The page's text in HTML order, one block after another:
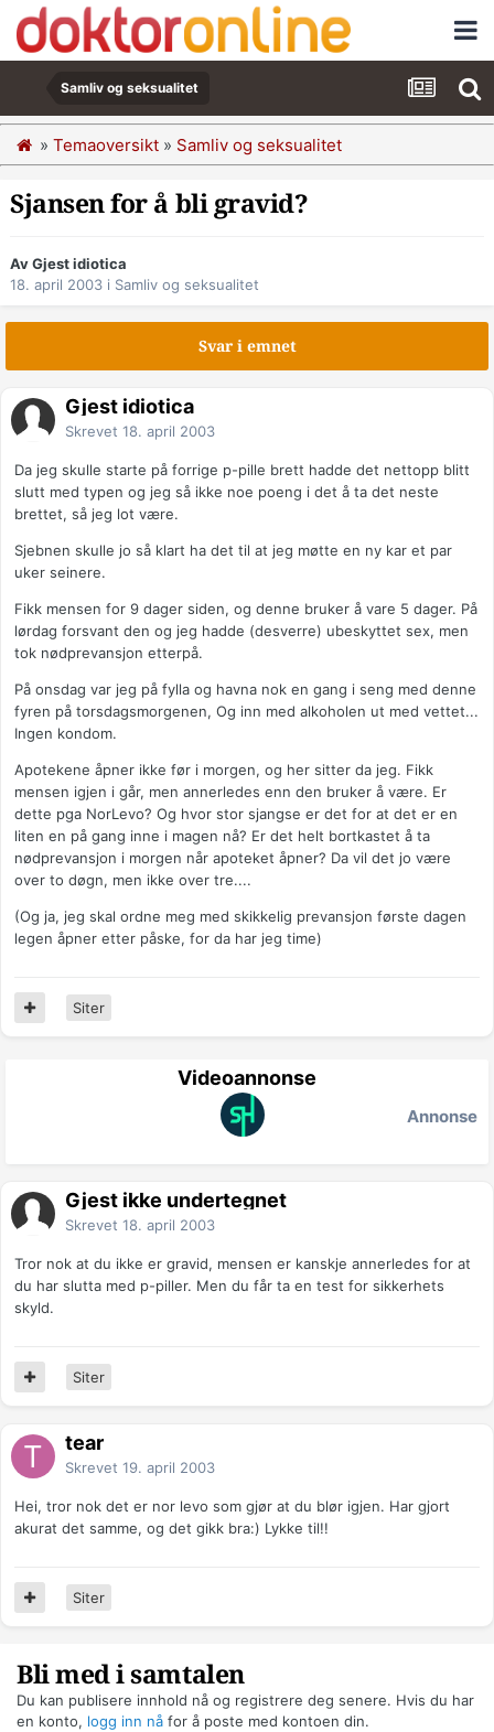
Samliv og seksualitet
» Temaoversikt » Samliv og seksualitet
Sjansen for å bli gravid?
Av Gjest idiotica
18. april 2003 i Samliv og seksualitet
Svar i emnet
Gjest idiotica
Skrevet 18. april 2003
Da jeg skulle starte på forrige p-pille brett hadde det nettopp blitt
slutt med typen og jeg så ikke noe poeng i det å ta det neste
brettet, så jeg lot være.
Sjebnen skulle jo så klart ha det til at jeg møtte en ny kar et par
uker seinere.
Fikk mensen for 9 dager siden, og denne bruker å vare 5 dager. På
lørdag forsvant den og jeg hadde (desverre) ubeskyttet sex, men
tok nødprevansjon etterpå.
På onsdag var jeg på fylla og havna nok en gang i seng med denne
fyren på torsdagsmorgenen, Og inn med alkoholen ut med vettet...
Ingen kondom.
Apotekene åpner ikke før i morgen, og her sitter da jeg. Fikk
mensen igjen i går, men annerledes enn den bruker å være. Er
dette pga NorLevo? Og hvor stor sjangse er det for at det er en
liten en på gang inne i magen nå? Er det helt bortkastet å ta
nødprevansjon i morgen når apoteket åpner? Da vil det jo være
over to døgn, men ikke over tre....
(Og ja, jeg skal ordne meg med skikkelig prevansjon første dagen
legen åpner etter påske, for da har jeg time)
Siter
Videoannonse
Annonse
Gjest ikke undertegnet
Skrevet 18. april 2003
Tror nok at du ikke er gravid, mensen er kanskje annerledes for at
du har slutta med p-piller. Men du får ta en test for sikkerhets
skyld.
Siter
tear
Skrevet 19. april 2003
Hei, tror nok det er nor levo som gjør at du blør igjen. Har gjort
akurat det samme, og det gikk bra:) Lykke til!!
Siter
Bli med i samtalen
Du kan publisere innhold nå og registrere deg senere. Hvis du har
en konto, logg inn nå for å poste med kontoen din.